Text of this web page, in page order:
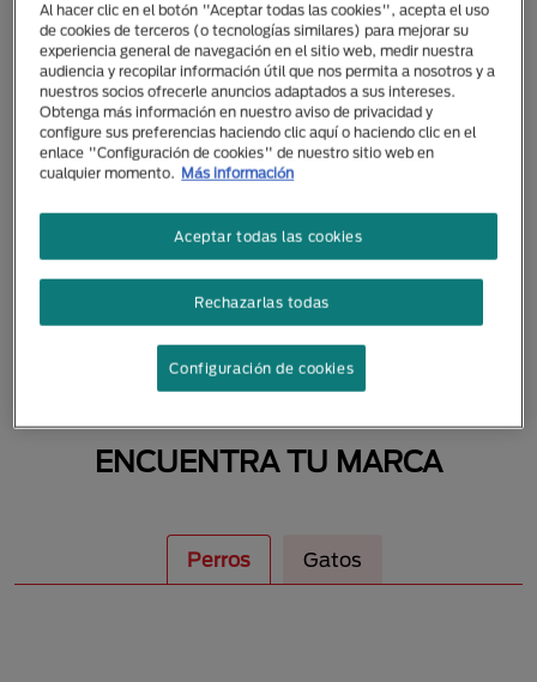
CONOCE TODAS NUESTRAS
MARCAS DISEÑADAS
ESPECIALMENTE PARA LAS
NECESIDADES DE TUS
MASCOTAS
ENCUENTRA TU MARCA
Perros Gatos
Al hacer clic en el botón "Aceptar todas las cookies", acepta el uso
de cookies de terceros (o tecnologías similares) para mejorar su
experiencia general de navegación en el sitio web, medir nuestra
audiencia y recopilar información útil que nos permita a nosotros y a
nuestros socios ofrecerle anuncios adaptados a sus intereses.
Obtenga más información en nuestro aviso de privacidad y
configure sus preferencias haciendo clic aquí o haciendo clic en el
enlace "Configuración de cookies" de nuestro sitio web en
cualquier momento.
Más información
Rechazarlas todas
Aceptar todas las cookies
Configuración de cookies